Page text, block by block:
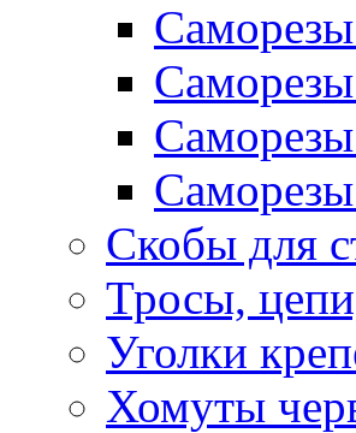
Скобы для
Тросы,
Уголки
Хомуты